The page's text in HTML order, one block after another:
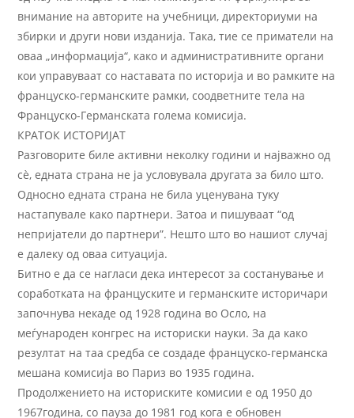
внимание на авторите на учебници, директориуми на
збирки и други нови изданија. Така, тие се приматели на
оваа „информација“, како и административните органи
кои управуваат со наставата по историја и во рамките на
француско-германските рамки, соодветните тела на
Француско-Германската голема комисија.
КРАТОК ИСТОРИЈАТ
Разговорите биле активни неколку години и најважно од
сѐ, едната страна не ја условувала другата за било што.
Односно едната страна не била уценувана туку
настапувале како партнери. Затоа и пишуваат “од
непријатели до партнери”. Нешто што во нашиот случај
е далеку од оваа ситуација.
Битно е да се нагласи дека интересот за состанување и
соработката на француските и германските историчари
започнува некаде од 1928 година во Осло, на
меѓународен конгрес на историски науки. За да како
резултат на таа средба се создаде француско-германска
мешана комисија во Париз во 1935 година.
Продолжението на историските комисии е од 1950 до
1967година, со пауза до 1981 год кога е обновен